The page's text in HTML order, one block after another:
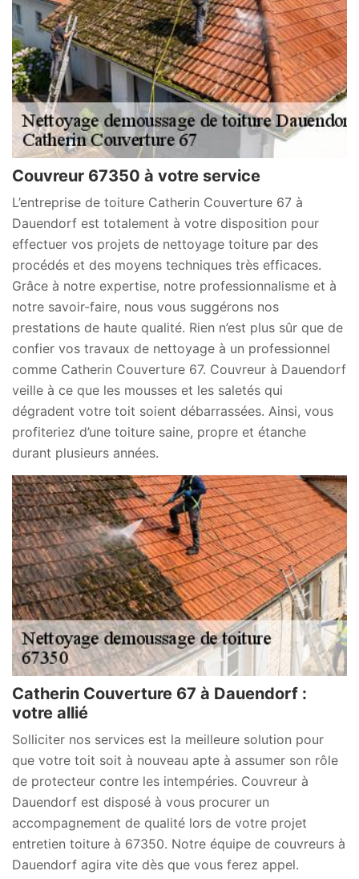
Couvreur 67350 à votre service
L’entreprise de toiture Catherin Couverture 67 à
Dauendorf est totalement à votre disposition pour
effectuer vos projets de nettoyage toiture par des
procédés et des moyens techniques très efficaces.
Grâce à notre expertise, notre professionnalisme et à
notre savoir-faire, nous vous suggérons nos
prestations de haute qualité. Rien n’est plus sûr que de
confier vos travaux de nettoyage à un professionnel
comme Catherin Couverture 67. Couvreur à Dauendorf
veille à ce que les mousses et les saletés qui
dégradent votre toit soient débarrassées. Ainsi, vous
profiteriez d’une toiture saine, propre et étanche
durant plusieurs années.
Catherin Couverture 67 à Dauendorf :
votre allié
Solliciter nos services est la meilleure solution pour
que votre toit soit à nouveau apte à assumer son rôle
de protecteur contre les intempéries. Couvreur à
Dauendorf est disposé à vous procurer un
accompagnement de qualité lors de votre projet
entretien toiture à 67350. Notre équipe de couvreurs à
Dauendorf agira vite dès que vous ferez appel.